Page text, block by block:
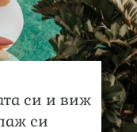
си и виж
си